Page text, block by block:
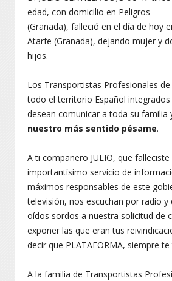
edad, con domicilio en Peligros
(Granada), falleció en el día de hoy
Atarfe (Granada), dejando mujer y
hijos.
Los Transportistas Profesionales de
todo el territorio Español integrados
desean comunicar a toda su familia
nuestro más sentido pésame.
A ti compañero JULIO, que
importantísimo servicio de
máximos responsables de este
televisión, nos escuchan por radio y
oídos sordos a nuestra solicitud de
exponer las que eran tus
decir que PLATAFORMA, siempre
A la familia de Transportistas